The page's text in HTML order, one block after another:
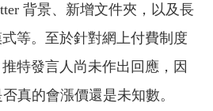
背景、新增文件夾，以及長
等。至於針對網上付費制度
特發言人尚未作出回應，因
真的會漲價還是未知數。